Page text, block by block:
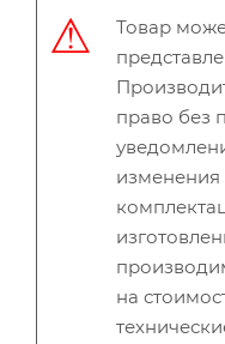
Товар
право без
изменения
на